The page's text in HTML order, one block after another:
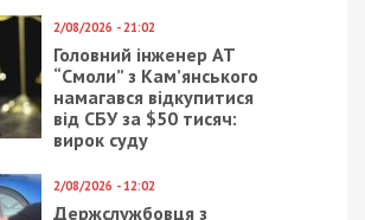
2/08/2026 - 21:02
Головний інженер АТ
“Смоли” з Кам’янського
намагався відкупитися
від СБУ за $50 тисяч:
вирок суду
2/08/2026 - 12:02
Держслужбовця з